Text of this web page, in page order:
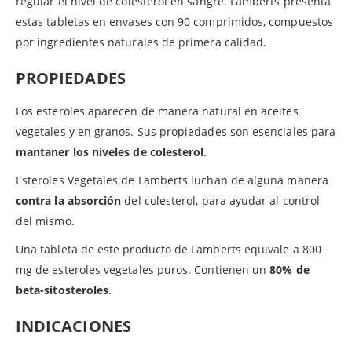
estas tabletas en envases con 90 comprimidos, compuestos
por ingredientes naturales de primera calidad.
PROPIEDADES
Los esteroles aparecen de manera natural en aceites
vegetales y en granos. Sus propiedades son esenciales para
mantaner los niveles de colesterol.
Esteroles Vegetales de Lamberts luchan de alguna manera
contra la absorción del colesterol, para ayudar al control
del mismo.
Una tableta de este producto de Lamberts equivale a 800
mg de esteroles vegetales puros. Contienen un80% de
beta-sitosteroles.
INDICACIONES